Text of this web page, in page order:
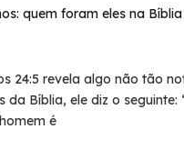
quem foram eles na
24:5 revela algo não tão
da Bíblia, ele diz o seguinte:
é